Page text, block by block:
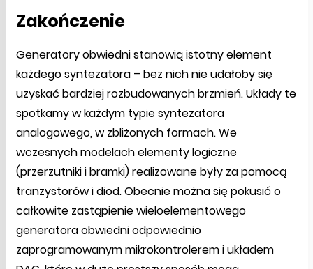
Zakończenie
Generatory obwiedni stanowią istotny element
każdego syntezatora – bez nich nie udałoby się
uzyskać bardziej rozbudowanych brzmień. Układy te
spotkamy w każdym typie syntezatora
analogowego, w zbliżonych formach. We
wczesnych modelach elementy logiczne
(przerzutniki i bramki) realizowane były za pomocą
tranzystorów i diod. Obecnie można się pokusić o
całkowite zastąpienie wieloelementowego
generatora obwiedni odpowiednio
zaprogramowanym mikrokontrolerem i układem